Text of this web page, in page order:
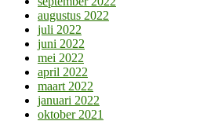
augustus 2022
juli 2022
juni 2022
mei 2022
april 2022
maart 2022
januari 2022
oktober 2021